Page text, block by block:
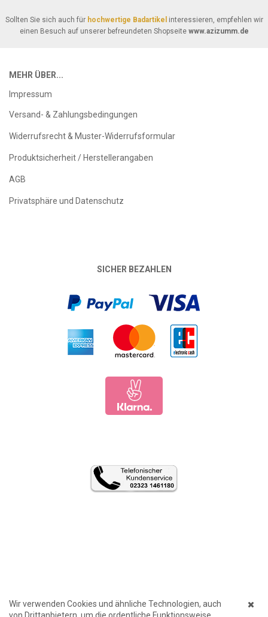
Wir verwenden Cookies und ähnliche Technologien, auch
Sollten Sie sich auch für hochwertige Badartikel interessieren, empfehlen wir
einen Besuch auf unserer befreundeten Shopseite www.azizumm.de
MEHR ÜBER...
Impressum
Versand- & Zahlungsbedingungen
Widerrufsrecht & Muster-Widerrufsformular
Produktsicherheit / Herstellerangaben
AGB
Privatsphäre und Datenschutz
SICHER BEZAHLEN